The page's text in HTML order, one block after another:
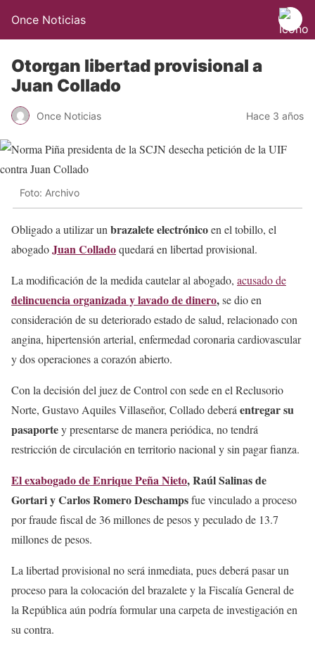
Once Noticias
Otorgan libertad provisional a
Juan Collado
Once Noticias Hace 3 años
Foto: Archivo
Obligado a utilizar un brazalete electrónicoen el tobillo, el
abogadoJuan Colladoquedará en libertad provisional.
La modificación de la medida cautelar al abogado, acusado de
delincuencia organizada y lavado de dinero,se dio en
consideración de su deteriorado estado de salud, relacionado con
angina, hipertensión arterial, enfermedad coronaria cardiovascular
y dos operaciones a corazón abierto.
Con la decisión del juez de Control con sede en el Reclusorio
Norte, Gustavo Aquiles Villaseñor, Collado deberá entregar su
pasaportey presentarse de manera periódica, no tendrá
restricción de circulación en territorio nacional y sin pagar fianza.
El exabogado de Enrique Peña Nieto, Raúl Salinas de
Gortari y Carlos Romero Deschampsfue vinculado a proceso
por fraude fiscal de 36 millones de pesos y peculado de 13.7
millones de pesos.
La libertad provisional no será inmediata, pues deberá pasar un
proceso para la colocación del brazalete y la Fiscalía General de
la República aún podría formular una carpeta de investigación en
su contra.